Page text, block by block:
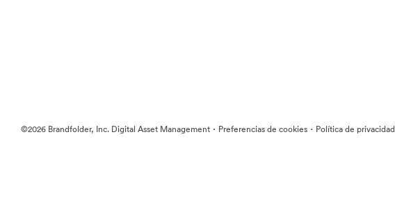
©2026 Brandfolder, Inc. Digital Asset Management · Preferencias de cookies · Política de privacidad